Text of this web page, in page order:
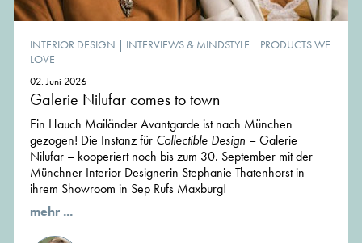
INTERIOR DESIGN | INTERVIEWS & MINDSTYLE | PRODUCTS WE
LOVE
02. Juni 2026
Galerie Nilufar comes to town
Ein Hauch Mailänder Avantgarde ist nach München
gezogen! Die Instanz für Collectible Design – Galerie
Nilufar – kooperiert noch bis zum 30. September mit der
Münchner Interior Designerin Stephanie Thatenhorst in
ihrem Showroom in Sep Rufs Maxburg!
mehr ...